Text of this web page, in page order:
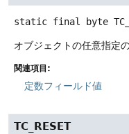
static final byte
オブジェクトの任意指定
関連項目:
定数フィールド値
TC_RESET